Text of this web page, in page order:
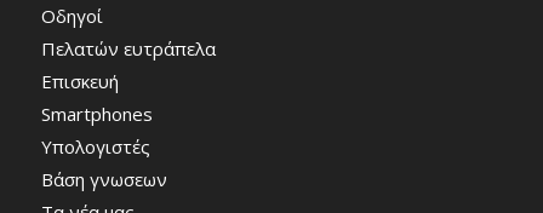
Οδηγοί
Πελατών ευτράπελα
Επισκευή
Smartphones
Υπολογιστές
Bάση γνωσεων